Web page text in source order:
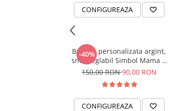
CONFIGUREAZA
-40%
Bratara personalizata argint,
snur reglabil Simbol Mama &
Bebe
150,00 RON90,00 RON
CONFIGUREAZA